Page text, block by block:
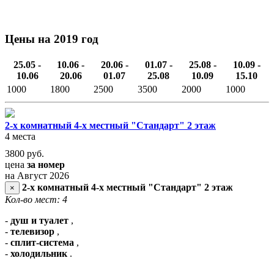
Цены на 2019 год
25.05 -
10.06
10.06 -
20.06
20.06 -
01.07
01.07 -
25.08
25.08 -
10.09
10.09 -
15.10
1000
1800 2500 3500 2000 1000
2-х комнатный 4-х местный "Стандарт" 2 этаж
4 места
3800 руб.
цена за номер
на Август 2026
×
2-х комнатный 4-х местный "Стандарт" 2 этаж
Кол-во мест: 4
- душ и туалет ,
- телевизор ,
- сплит-система ,
- холодильник .